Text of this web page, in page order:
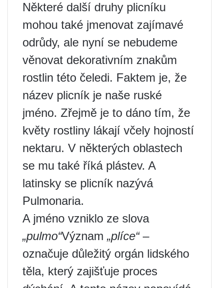
Některé další druhy plicníku
mohou také jmenovat zajímavé
odrůdy, ale nyní se nebudeme
věnovat dekorativním znakům
rostlin této čeledi. Faktem je, že
název plicník je naše ruské
jméno. Zřejmě je to dáno tím, že
květy rostliny lákají včely hojností
nektaru. V některých oblastech
se mu také říká plástev. A
latinsky se plicník nazývá
Pulmonaria.
A jméno vzniklo ze slova
„pulmo“Význam „plíce“–
označuje důležitý orgán lidského
těla, který zajišťuje proces